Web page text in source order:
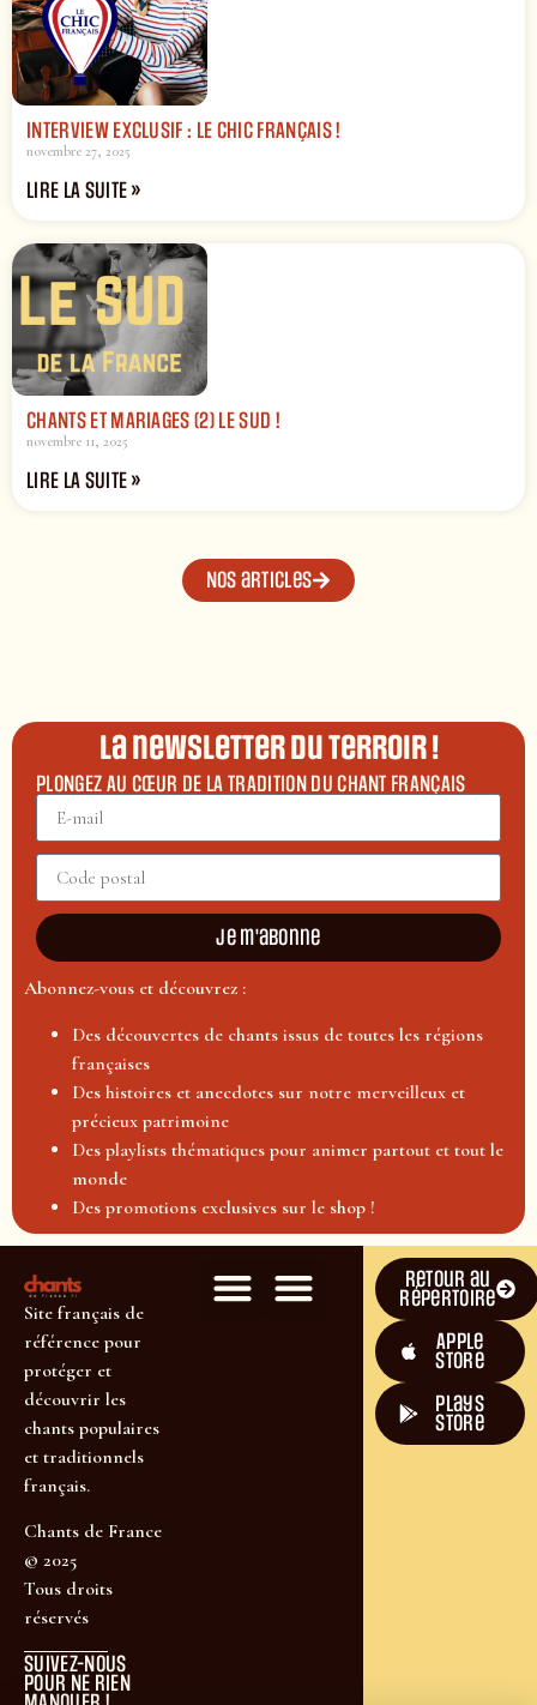
INTERVIEW EXCLUSIF : LE CHIC FRANÇAIS !
novembre 27, 2025
LIRE LA SUITE »
CHANTS ET MARIAGES (2) LE SUD !
novembre 11, 2025
LIRE LA SUITE »
Nos articles
La newsletter du terroir !
PLONGEZ AU CŒUR DE LA TRADITION DU CHANT FRANÇAIS
Je m'abonne
Abonnez-vous et découvrez :
Des découvertes de chants issus de toutes les régions
françaises
Des histoires et anecdotes sur notre merveilleux et
précieux patrimoine
Des playlists thématiques pour animer partout et tout le
monde
Des promotions exclusives sur le shop !
Site français de
référence pour
protéger et
découvrir les
chants populaires
et traditionnels
français.
Chants de France
© 2025
Tous droits
réservés
SUIVEZ-NOUS
POUR NE RIEN
Retour au
répertoire
Apple
Store
plays
store